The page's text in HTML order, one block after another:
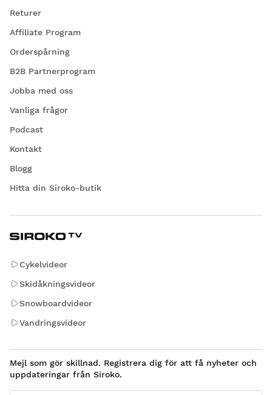
Returer
Affiliate Program
Orderspårning
B2B Partnerprogram
Jobba med oss
Vanliga frågor
Podcast
Kontakt
Blogg
Hitta din Siroko-butik
Cykelvideor
Skidåkningsvideor
Snowboardvideor
Vandringsvideor
Mejl som gör skillnad. Registrera dig för att få nyheter och
uppdateringar från Siroko.